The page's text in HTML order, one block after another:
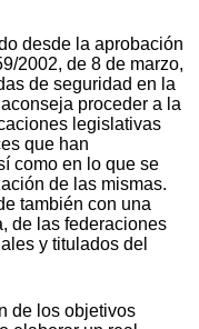
desde la aprobación
2002, de 8 de marzo,
de seguridad en la
proceder a la
legislativas
que han
como en lo que se
de las mismas.
también con una
de las federaciones
y titulados del
de los objetivos